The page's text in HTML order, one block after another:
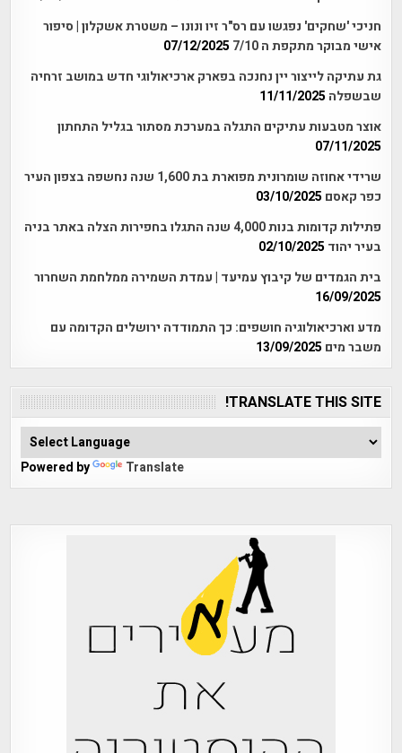
חניכי 'שחקים' נפגשו עם רס"ר זיו ונונו – משטרת אשקלון | סיפור
אישי מבוקר מתקפת ה 7/10
07/12/2025
גת עתיקה לייצור יין נחנכה בפארק ארכיאולוגי חדש במושב זרחיה
שבשפלה 11/11/2025
אוצר מטבעות עתיקים התגלה במערכת מסתור בגליל התחתון
07/11/2025
שרידי אחוזה שומרונית מפוארת בת 1,600 שנה נחשפה בצפון העיר
כפר קאסם 03/10/2025
פתילות קדומות בנות 4,000 שנה התגלו בחפירות הצלה באתר בניה
בעיר יהוד 02/10/2025
בית הגמדים של קיבוץ עמיעד | עמדת השמירה ממלחמת השחרור
16/09/2025
מדע וארכיאולוגיה חושפים: כך התמודדה ירושלים הקדומה עם
משבר מים 13/09/2025
TRANSLATE THIS SITE!
Powered by Translate